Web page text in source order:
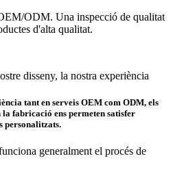
ODM. Una inspecció de qualitat
d'alta qualitat.
disseny, la nostra experiència
tant en serveis OEM com ODM, els
fabricació ens permeten satisfer
personalitzats.
generalment el procés de